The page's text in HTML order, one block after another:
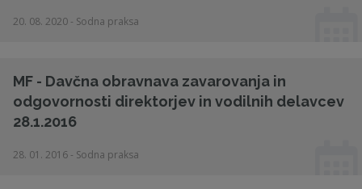
20. 08. 2020 - Sodna praksa
MF - Davčna obravnava zavarovanja in
odgovornosti direktorjev in vodilnih delavcev
28.1.2016
28. 01. 2016 - Sodna praksa